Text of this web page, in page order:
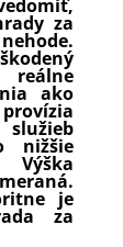
za
reálne
ako
nižšie
Výška
je
za